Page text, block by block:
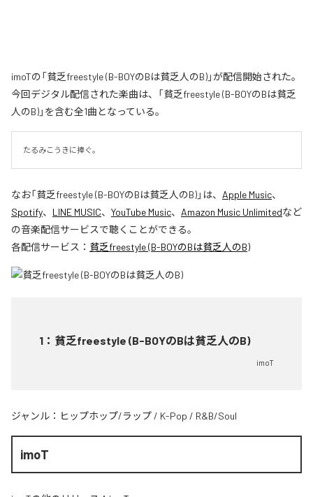
imoTの「貧乏freestyle (B-BOYのBは貧乏人のB)」が配信開始された。
今回デジタル配信された楽曲は、「貧乏freestyle (B-BOYのBは貧乏
人のB)」を含む全1曲となっている。
たるみこうきに捧ぐ。
なお「貧乏freestyle (B-BOYのBは貧乏人のB)」は、 Apple Music、
Spotify、 LINE MUSIC、 YouTube Music、 Amazon Music Unlimitedなど
の音楽配信サービスで聴くことができる。
各配信サービス： 貧乏freestyle (B-BOYのBは貧乏人のB)
1 ： 貧乏freestyle (B-BOYのBは貧乏人のB)
imoT
ジャンル： ヒップホップ/ラップ / K-Pop / R&B/Soul
imoT